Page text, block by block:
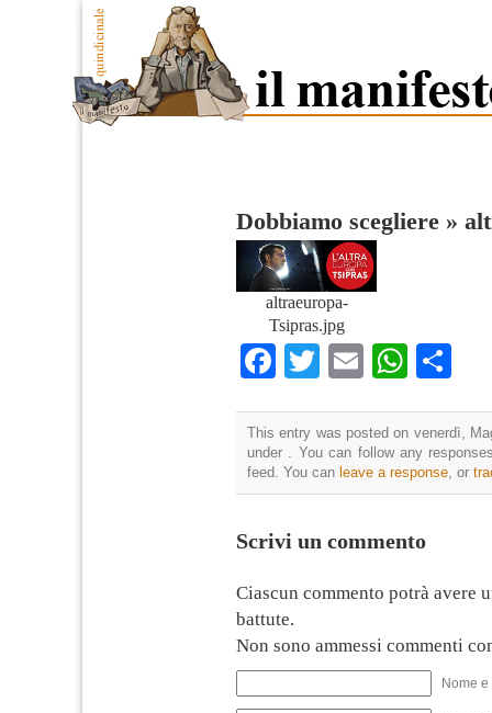
Dobbiamo scegliere »
altraeuropa-
Tsipras.jpg
Facebook
TwitterEmail
This entry was posted on venerdì,
under . You can follow any
feed. You can leave a response, or
Scrivi un commento
Ciascun commento potrà avere
battute.
Non sono ammessi commenti
Nome